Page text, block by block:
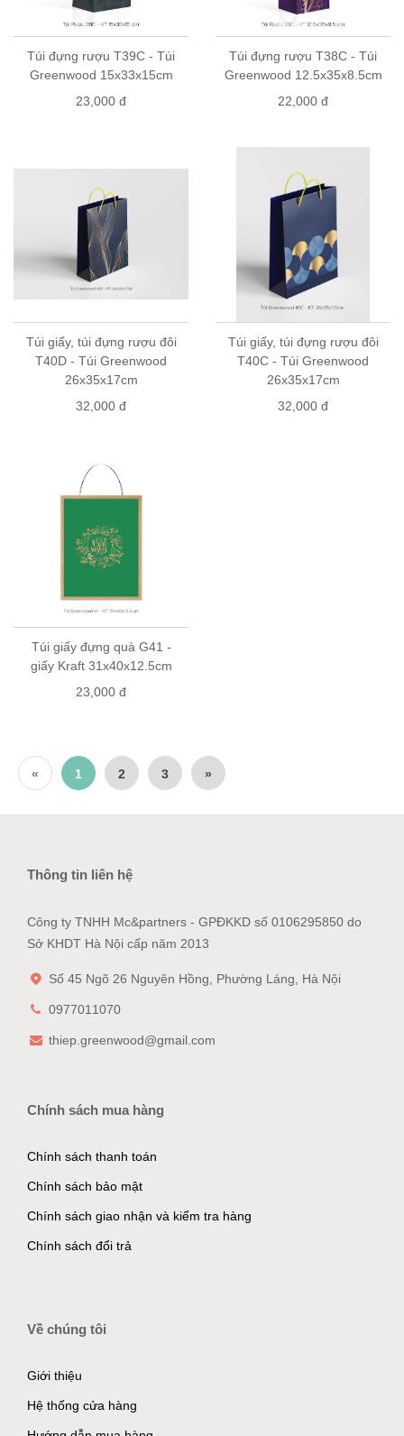
Túi đựng rượu T39C - Túi
Greenwood 15x33x15cm
23,000 đ
Túi đựng rượu T38C - Túi
Greenwood 12.5x35x8.5cm
22,000 đ
Túi giấy, túi đựng rượu đôi
T40D - Túi Greenwood
26x35x17cm
32,000 đ
Túi giấy, túi đựng rượu đôi
T40C - Túi Greenwood
26x35x17cm
32,000 đ
Túi giấy đựng quà G41 -
giấy Kraft 31x40x12.5cm
23,000 đ
« 1 2 3 »
Thông tin liên hệ
Công ty TNHH Mc&partners - GPĐKKD số 0106295850 do
Sở KHDT Hà Nội cấp năm 2013
Số 45 Ngõ 26 Nguyên Hồng, Phường Láng, Hà Nội
0977011070
thiep.greenwood@gmail.com
Chính sách mua hàng
Chính sách thanh toán
Chính sách bảo mật
Chính sách giao nhận và kiểm tra hàng
Chính sách đổi trả
Về chúng tôi
Giới thiệu
Hệ thống cửa hàng